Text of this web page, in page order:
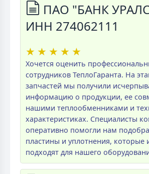
ПАО "БАНК
ИНН 274062111
★ ★ ★ ★ ★
Хочется оценить
сотрудников ТеплоГаранта. На
запчастей мы получили
информацию о продукции, ее
нашими теплообменниками и
характеристиках. Специалисты
оперативно помогли нам
пластины и уплотнения, которые
подходят для нашего